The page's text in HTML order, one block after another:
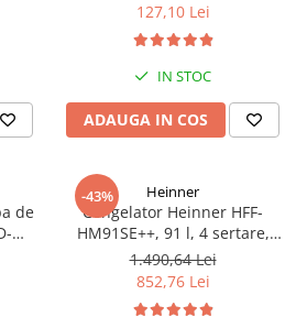
bari Pandora
127,10 Lei
IN STOC
ADAUGA IN COS
de
-43% Heinner
Congelator Heinner HFF-
HM91SE++, 91 l, 4 sertare,
Control mecanic, Clasa E, H 85
cm, Argintiu
1.490,64 Lei
852,76 Lei